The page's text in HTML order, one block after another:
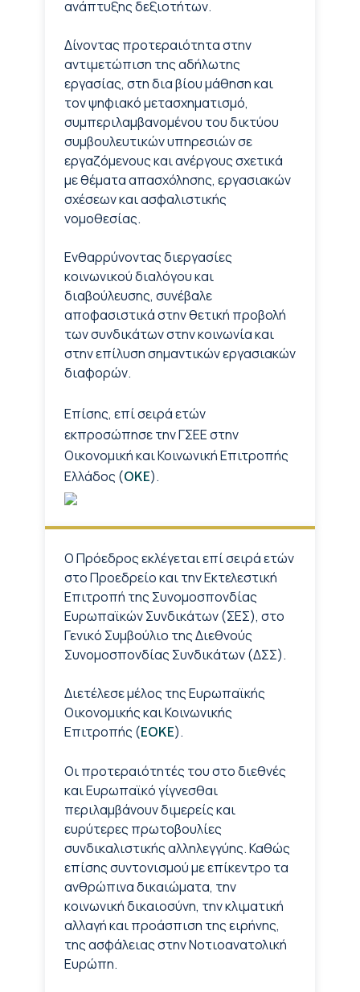
ανάπτυξης δεξιοτήτων.
Δίνοντας προτεραιότητα στην
αντιμετώπιση της αδήλωτης
εργασίας, στη δια βίου μάθηση και
τον ψηφιακό μετασχηματισμό,
συμπεριλαμβανομένου του δικτύου
συμβουλευτικών υπηρεσιών σε
εργαζόμενους και ανέργους σχετικά
με θέματα απασχόλησης, εργασιακών
σχέσεων και ασφαλιστικής
νομοθεσίας.
Ενθαρρύνοντας διεργασίες
κοινωνικού διαλόγου και
διαβούλευσης, συνέβαλε
αποφασιστικά στην θετική προβολή
των συνδικάτων στην κοινωνία και
στην επίλυση σημαντικών εργασιακών
διαφορών.
Επίσης, επί σειρά ετών
εκπροσώπησε την ΓΣΕΕ στην
Οικονομική και Κοινωνική Επιτροπής
Ελλάδος (ΟΚΕ).
Ο Πρόεδρος εκλέγεται επί σειρά ετών
στο Προεδρείο και την Εκτελεστική
Επιτροπή της Συνομοσπονδίας
Ευρωπαϊκών Συνδικάτων (ΣΕΣ), στο
Γενικό Συμβούλιο της Διεθνούς
Συνομοσπονδίας Συνδικάτων (ΔΣΣ).
Διετέλεσε μέλος της Ευρωπαϊκής
Οικονομικής και Κοινωνικής
Επιτροπής (ΕΟΚΕ).
Οι προτεραιότητές του στο διεθνές
και Ευρωπαϊκό γίγνεσθαι
περιλαμβάνουν διμερείς και
ευρύτερες πρωτοβουλίες
συνδικαλιστικής αλληλεγγύης. Καθώς
επίσης συντονισμού με επίκεντρο τα
ανθρώπινα δικαιώματα, την
κοινωνική δικαιοσύνη, την κλιματική
αλλαγή και προάσπιση της ειρήνης,
της ασφάλειας στην Νοτιοανατολική
Ευρώπη.